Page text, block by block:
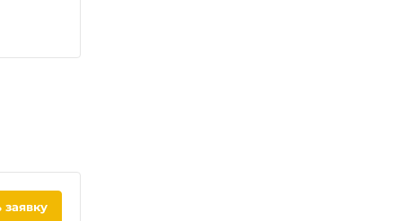
заявку